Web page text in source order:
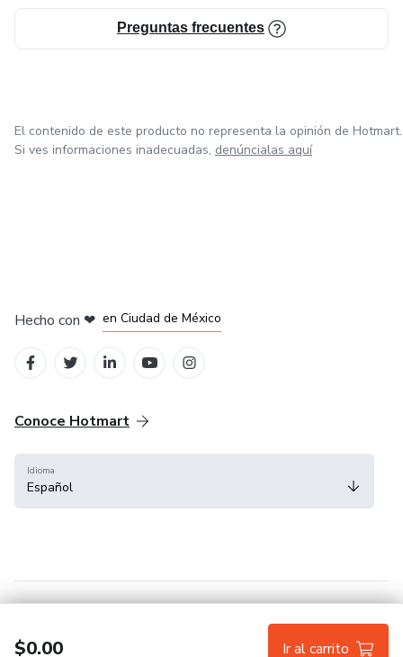
Preguntas frecuentes
$0.00 Ir al carrito
El contenido de este producto no representa la opinión de Hotmart.
Si ves informaciones inadecuadas, denúncialas aquí
Hecho con ❤ en Ciudad de México
Conoce Hotmart
Idioma
Español